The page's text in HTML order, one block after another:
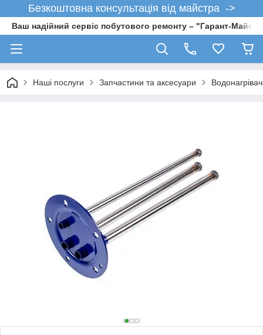
Безкоштовна консультація від майстра ->
Ваш надійний сервіс побутового ремонту – "Гарант-
Наші послуги Запчастини та аксесуари